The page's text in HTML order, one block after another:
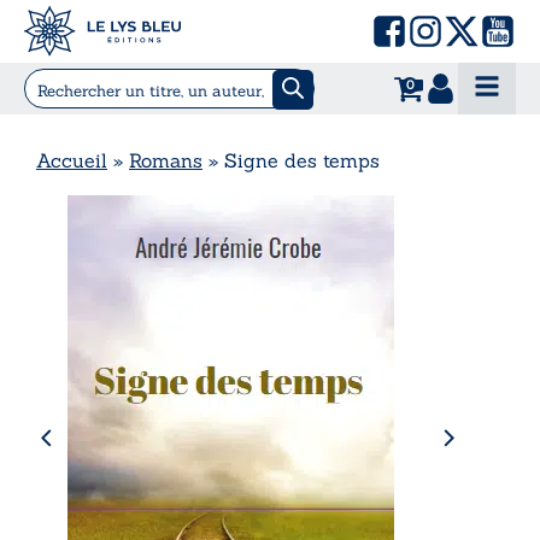
0
Accueil » Romans » Signe des temps